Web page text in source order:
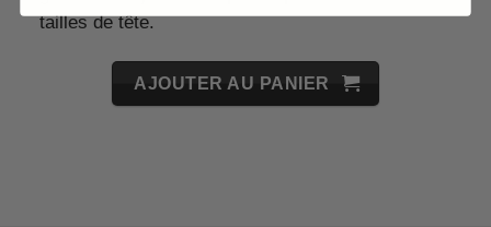
tailles de tête.
AJOUTER AU PANIER